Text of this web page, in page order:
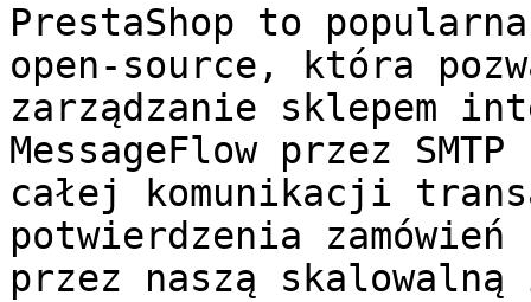
PrestaShop to
open-source, która
zarządzanie sklepem
MessageFlow przez
całej komunikacji
potwierdzenia
przez naszą